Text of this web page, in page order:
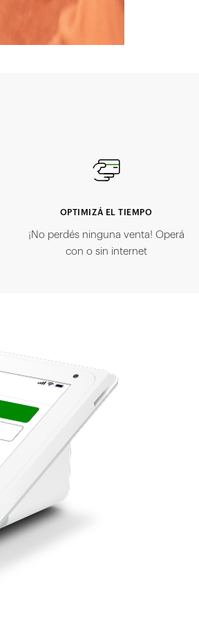
OPTIMIZÁ EL TIEMPO
¡No perdés ninguna venta! Operá
con o sin internet